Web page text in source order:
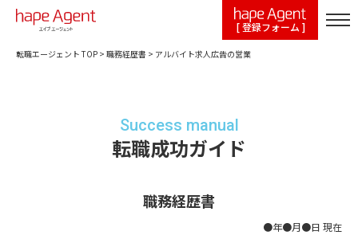
[ 登録フォーム ]
転職エージェント TOP > 職務経歴書 > アルバイト求人広告の営業
Success manual
転職成功ガイド
職務経歴書
●年●月●日 現在